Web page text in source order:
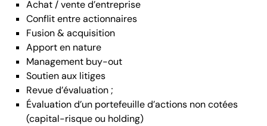
Achat / vente d’entreprise
Conflit entre actionnaires
Fusion & acquisition
Apport en nature
Management buy-out
Soutien aux litiges
Revue d’évaluation ;
Évaluation d’un portefeuille d’actions non cotées
(capital-risque ou holding)